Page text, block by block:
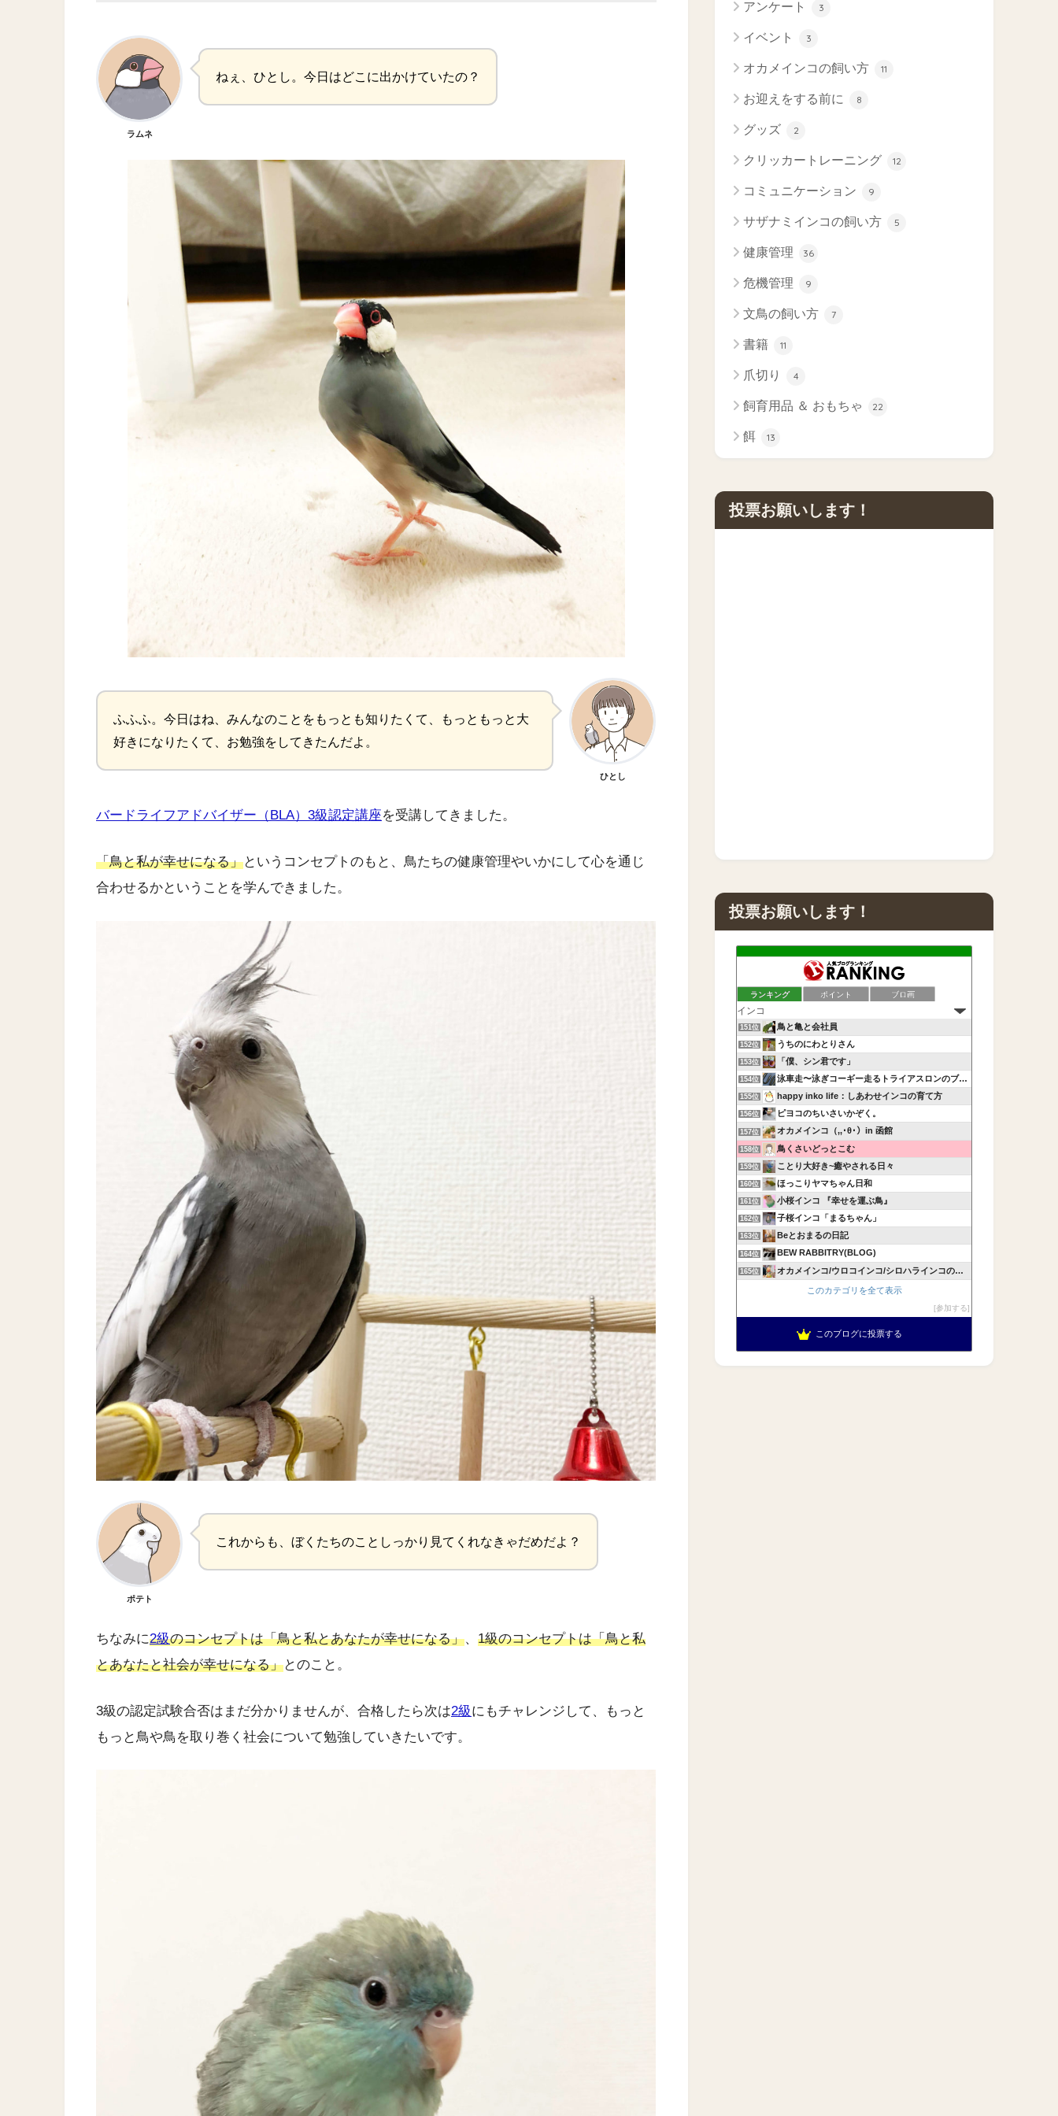
ラムネ
ねぇ、ひとし。今日はどこに出かけていたの？
ふふふ。今日はね、みんなのことをもっとも知りたくて、もっともっと大
好きになりたくて、お勉強をしてきたんだよ。
ひとし
バードライフアドバイザー（BLA）3級認定講座を受講してきました。
「鳥と私が幸せになる」というコンセプトのもと、鳥たちの健康管理やいかにして心を通じ
合わせるかということを学んできました。
ポテト
これからも、ぼくたちのことしっかり見てくれなきゃだめだよ？
ちなみに2級のコンセプトは「鳥と私とあなたが幸せになる」、 1級のコンセプトは「鳥と私
とあなたと社会が幸せになる」とのこと。
3級の認定試験合否はまだ分かりませんが、合格したら次は2級にもチャレンジして、もっと
もっと鳥や鳥を取り巻く社会について勉強していきたいです。
アンケート 3
イベント 3
オカメインコの飼い方 11
お迎えをする前に 8
グッズ 2
クリッカートレーニング 12
コミュニケーション 9
サザナミインコの飼い方 5
健康管理 36
危機管理 9
文鳥の飼い方 7
書籍 11
爪切り 4
飼育用品 ＆ おもちゃ 22
餌 13
投票お願いします！
投票お願いします！
ランキング ポイント ブロ画
151位 鳥と亀と会社員
152位 うちのにわとりさん
153位 「僕、シン君です」
154位 泳車走〜泳ぎコーギー走るトライアスロンのブログ〜
155位 happy inko life：しあわせインコの育て方
156位 ピヨコのちいさいかぞく。
157位 オカメインコ（,,･θ･）in 函館
158位 鳥くさいどっとこむ
159位 ことり大好き~癒やされる日々
160位 ほっこりヤマちゃん日和
161位 小桜インコ 『幸せを運ぶ鳥』
162位 子桜インコ「まるちゃん」
163位 Beとおまるの日記
164位 BEW RABBITRY(BLOG)
165位 オカメインコ/ウロコインコ/シロハラインコの飼育記録
このカテゴリを全て表示
参加する
このブログに投票する